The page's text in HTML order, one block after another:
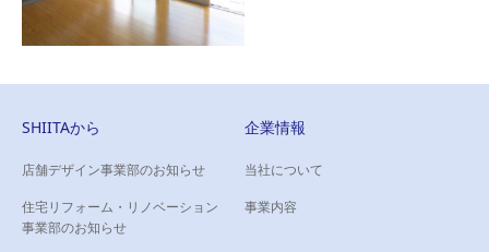
団地（南区）
築50年の団地住宅が見違える
SHIITAから
店舗デザイン事業部のお知らせ
住宅リフォーム・リノベーション
事業部のお知らせ
企業情報
当社について
事業内容